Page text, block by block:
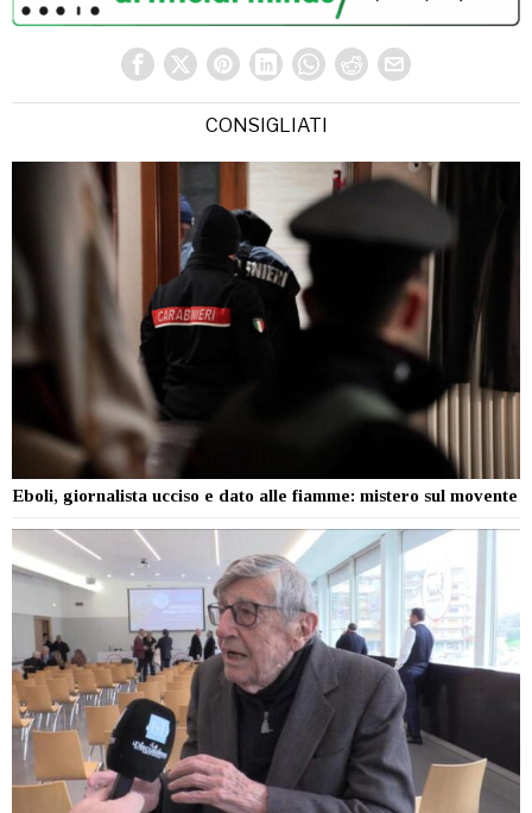
CONSIGLIATI
Eboli, giornalista ucciso e dato alle fiamme: mistero sul movente